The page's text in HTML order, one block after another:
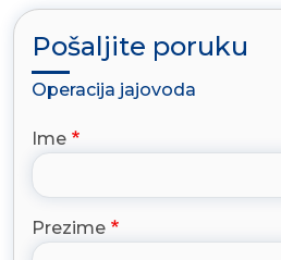
Pošaljite poruku
Operacija jajovoda
Ime
Prezime